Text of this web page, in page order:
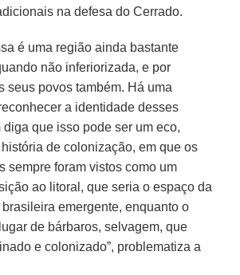
na defesa do Cerrado.
é uma região ainda bastante
não inferiorizada, e por
seus povos também. Há uma
a identidade desses
diga que isso pode ser um eco,
de colonização, em que os
sempre foram vistos como um
ao litoral, que seria o espaço da
emergente, enquanto o
de bárbaros, selvagem, que
e colonizado”, problematiza a